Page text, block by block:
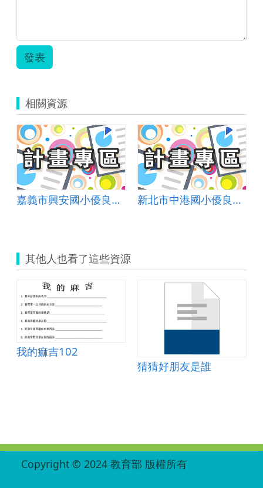
發表
相關資源
嘉義市興安國小優良學校選拔簡報 新北市中港國小優良學校選拔簡報
其他人也看了這些資源
我的痲吉102
猜猜好朋友是誰
Copyright © 2024 教育部 版權所有